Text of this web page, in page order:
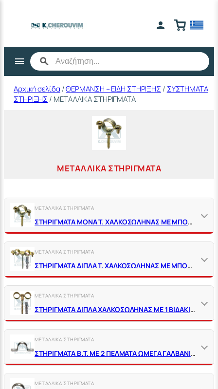
περιεχόμενο
Αρχική σελίδα /ΘΕΡΜΑΝΣΗ – ΕΙΔΗ ΣΤΗΡΙΞΗΣ / ΣΥΣΤΗΜΑΤΑ
ΣΤΗΡΙΞΗΣ / ΜΕΤΑΛΛΙΚΑ ΣΤΗΡΙΓΜΑΤΑ
ΜΕΤΑΛΛΙΚΑ ΣΤΗΡΙΓΜΑΤΑ
ΜΕΤΑΛΛΙΚΑ ΣΤΗΡΙΓΜΑΤΑ
ΣΤΗΡΙΓΜΑΤΑ ΜΟΝΑ Τ. ΧΑΛΚΟΣΩΛΗΝΑΣ ΜΕ ΜΠΟΥΖΟΝΟΣΤΡΙΦΩΝΟ
ΜΕΤΑΛΛΙΚΑ ΣΤΗΡΙΓΜΑΤΑ
ΣΤΗΡΙΓΜΑΤΑ ΔΙΠΛΑ Τ. ΧΑΛΚΟΣΩΛΗΝΑΣ ΜΕ ΜΠΟΥΖΟΝΟΣΤΡΙΦΩΝΟ
ΜΕΤΑΛΛΙΚΑ ΣΤΗΡΙΓΜΑΤΑ
ΣΤΗΡΙΓΜΑΤΑ ΔΙΠΛΑ ΧΑΛΚΟΣΩΛΗΝΑΣ ΜΕ 1 ΒΙΔΑΚΙ ΚΑΙ ΜΠΟΥΖΟΝΟΣΤΡΙΦΩΝΟ
ΜΕΤΑΛΛΙΚΑ ΣΤΗΡΙΓΜΑΤΑ
ΣΤΗΡΙΓΜΑΤΑ Β.Τ. ΜΕ 2 ΠΕΛΜΑΤΑ ΩΜΕΓΑ ΓΑΛΒΑΝΙΖΕ
ΜΕΤΑΛΛΙΚΑ ΣΤΗΡΙΓΜΑΤΑ